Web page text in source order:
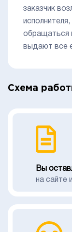
заказчик
обращаться
выдают все
Схема
Вы
на сайте